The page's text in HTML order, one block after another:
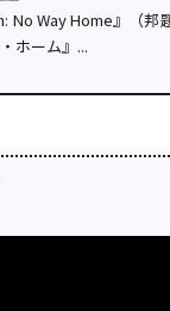
No Way Home』（邦
ホーム』...